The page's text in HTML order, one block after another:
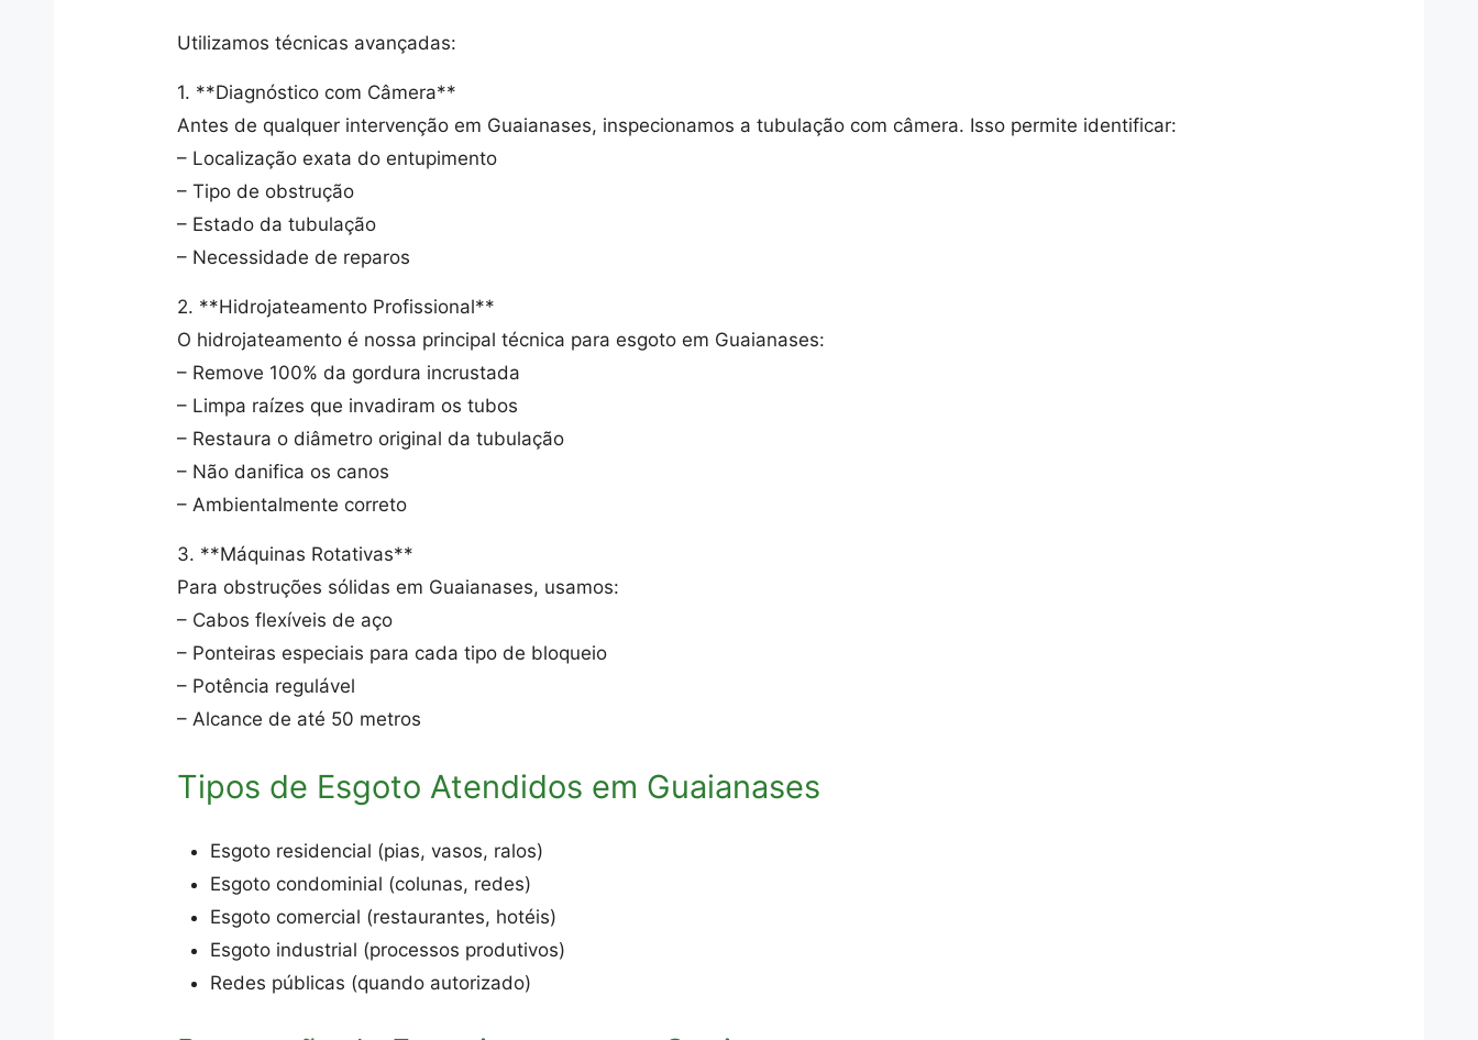
Utilizamos técnicas avançadas:
1. **Diagnóstico com Câmera**
Antes de qualquer intervenção em Guaianases, inspecionamos a tubulação com câmera. Isso permite identificar:
– Localização exata do entupimento
– Tipo de obstrução
– Estado da tubulação
– Necessidade de reparos
2. **Hidrojateamento Profissional**
O hidrojateamento é nossa principal técnica para esgoto em Guaianases:
– Remove 100% da gordura incrustada
– Limpa raízes que invadiram os tubos
– Restaura o diâmetro original da tubulação
– Não danifica os canos
– Ambientalmente correto
3. **Máquinas Rotativas**
Para obstruções sólidas em Guaianases, usamos:
– Cabos flexíveis de aço
– Ponteiras especiais para cada tipo de bloqueio
– Potência regulável
– Alcance de até 50 metros
Tipos de Esgoto Atendidos em Guaianases
Esgoto residencial (pias, vasos, ralos)
Esgoto condominial (colunas, redes)
Esgoto comercial (restaurantes, hotéis)
Esgoto industrial (processos produtivos)
Redes públicas (quando autorizado)